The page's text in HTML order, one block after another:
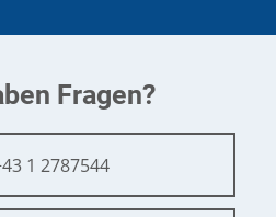
Fragen?
1 2787544